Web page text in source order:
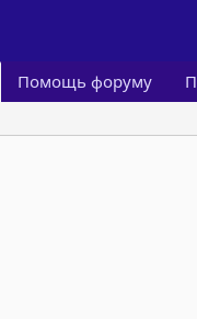
Помощь форуму